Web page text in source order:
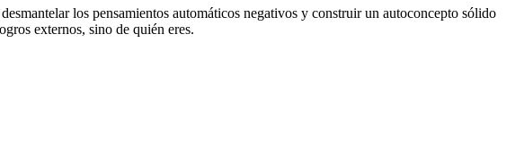
los pensamientos automáticos negativos y construir un autoconcepto sólido
externos, sino de quién eres.